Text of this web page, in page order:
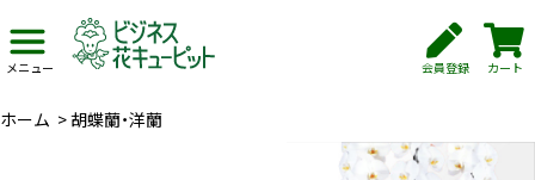
メニュー 会員登録 カート
ホーム >胡蝶蘭・洋蘭